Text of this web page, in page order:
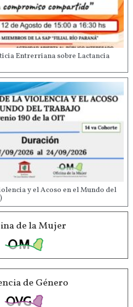
Entrerriana sobre Lactancia
y el Acoso en el Mundo del
de la Mujer
de Género